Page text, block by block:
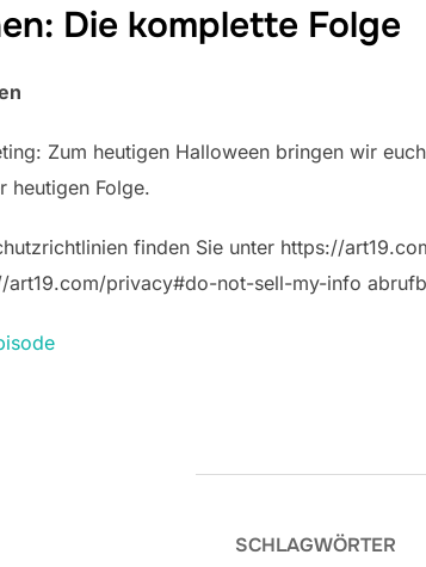
Die komplette Folge
Zum heutigen Halloween bringen wir
heutigen Folge.
finden Sie unter https://
art19.com/privacy#do-not-sell-my-info
SCHLAGWÖRTER